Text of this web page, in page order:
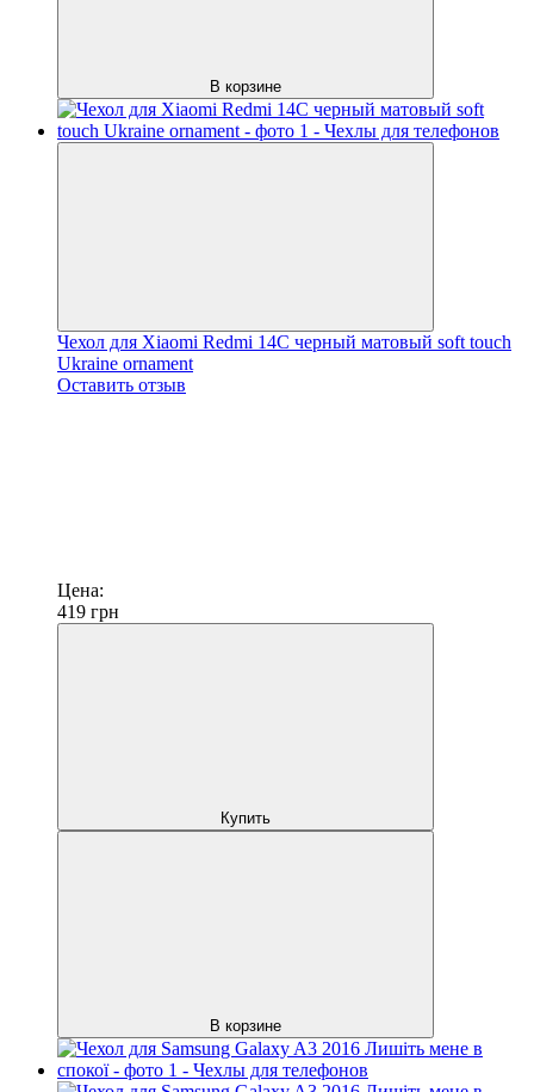
В корзине
Чехол для Xiaomi Redmi 14C черный матовый soft touch
Ukraine ornament
Оставить отзыв
Цена:
419 грн
Купить
В корзине